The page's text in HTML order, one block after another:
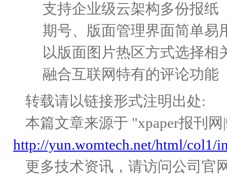
支持企业级云架构多份报纸
期号、版面管理界面简单易
以版面图片热区方式选择相
融合互联网特有的评论功能
转载请以链接形式注明出处:
本篇文章来源于 "xpaper报刊
http://yun.womtech.net/html/col1/
更多技术资讯，请访问公司官